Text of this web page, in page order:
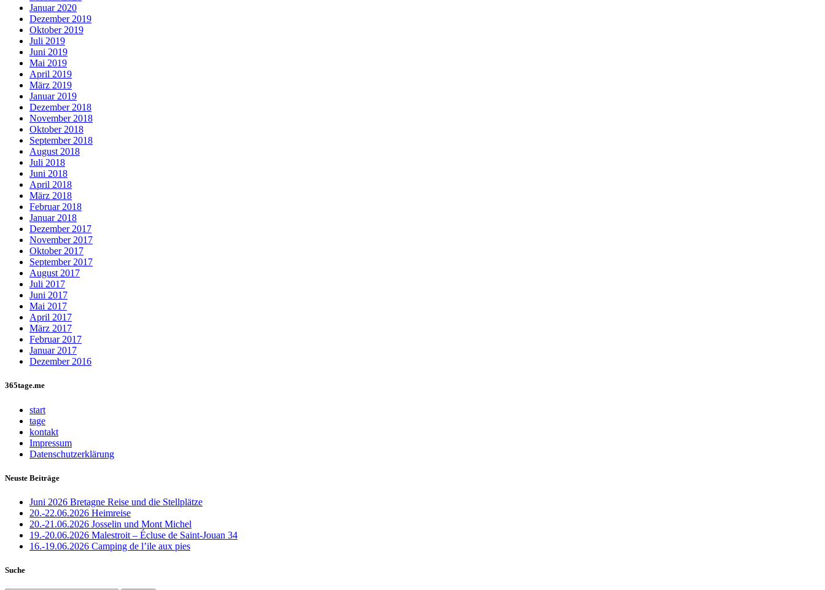
Januar 2020
Dezember 2019
Oktober 2019
Juli 2019
Juni 2019
Mai 2019
April 2019
März 2019
Januar 2019
Dezember 2018
November 2018
Oktober 2018
September 2018
August 2018
Juli 2018
Juni 2018
April 2018
März 2018
Februar 2018
Januar 2018
Dezember 2017
November 2017
Oktober 2017
September 2017
August 2017
Juli 2017
Juni 2017
Mai 2017
April 2017
März 2017
Februar 2017
Januar 2017
Dezember 2016
365tage.me
start
tage
kontakt
Impressum
Datenschutzerklärung
Neuste Beiträge
Juni 2026 Bretagne Reise und die Stellplätze
20.-22.06.2026 Heimreise
20.-21.06.2026 Josselin und Mont Michel
19.-20.06.2026 Malestroit – Écluse de Saint-Jouan 34
16.-19.06.2026 Camping de l’ile aux pies
Suche